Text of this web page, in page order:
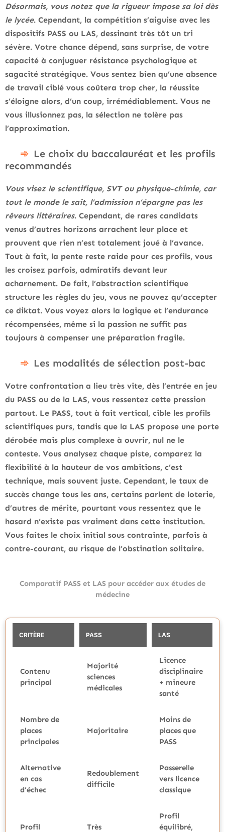
Désormais, vous notez que la rigueur impose sa loi dès
le lycée. Cependant, la compétition s’aiguise avec les
dispositifs PASS ou LAS, dessinant très tôt un tri
sévère. Votre chance dépend, sans surprise, de votre
capacité à conjuguer résistance psychologique et
sagacité stratégique. Vous sentez bien qu’une absence
de travail ciblé vous coûtera trop cher, la réussite
s’éloigne alors, d’un coup, irrémédiablement. Vous ne
vous illusionnez pas, la sélection ne tolère pas
l’approximation.
Le choix du baccalauréat et les profils
recommandés
Vous visez le scientifique, SVT ou physique-chimie, car
tout le monde le sait, l’admission n’épargne pas les
rêveurs littéraires. Cependant, de rares candidats
venus d’autres horizons arrachent leur place et
prouvent que rien n’est totalement joué à l’avance.
Tout à fait, la pente reste raide pour ces profils, vous
les croisez parfois, admiratifs devant leur
acharnement. De fait, l’abstraction scientifique
structure les règles du jeu, vous ne pouvez qu’accepter
ce diktat. Vous voyez alors la logique et l’endurance
récompensées, même si la passion ne suffit pas
toujours à compenser une préparation fragile.
Les modalités de sélection post-bac
Votre confrontation a lieu très vite, dès l’entrée en jeu
du PASS ou de la LAS, vous ressentez cette pression
partout. Le PASS, tout à fait vertical, cible les profils
scientifiques purs, tandis que la LAS propose une porte
dérobée mais plus complexe à ouvrir, nul ne le
conteste. Vous analysez chaque piste, comparez la
flexibilité à la hauteur de vos ambitions, c’est
technique, mais souvent juste. Cependant, le taux de
succès change tous les ans, certains parlent de loterie,
d’autres de mérite, pourtant vous ressentez que le
hasard n’existe pas vraiment dans cette institution.
Vous faites le choix initial sous contrainte, parfois à
contre-courant, au risque de l’obstination solitaire.
Comparatif PASS et LAS pour accéder aux études de
médecine
CRITÈRE PASS LAS
Contenu
principal
Majorité
sciences
médicales
Licence
disciplinaire
+ mineure
santé
Nombre de
places
principales
Majoritaire
Moins de
places que
PASS
Alternative
en cas
d’échec
Redoublement
difficile
Passerelle
vers licence
classique
Profil
Très
Profil
équilibré,